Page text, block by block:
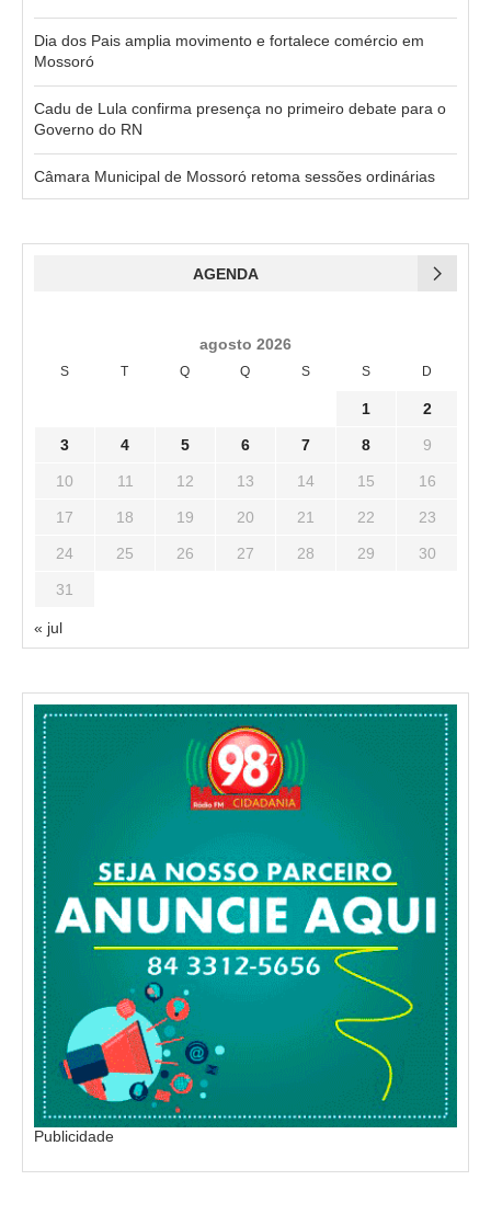
Dia dos Pais amplia movimento e fortalece comércio em
Mossoró
Cadu de Lula confirma presença no primeiro debate para o
Governo do RN
Câmara Municipal de Mossoró retoma sessões ordinárias
AGENDA
agosto 2026
S T Q Q S S D
1 2
3 4 5 6 7 8 9
10 11 12 13 14 15 16
17 18 19 20 21 22 23
24 25 26 27 28 29 30
31
« jul
Publicidade